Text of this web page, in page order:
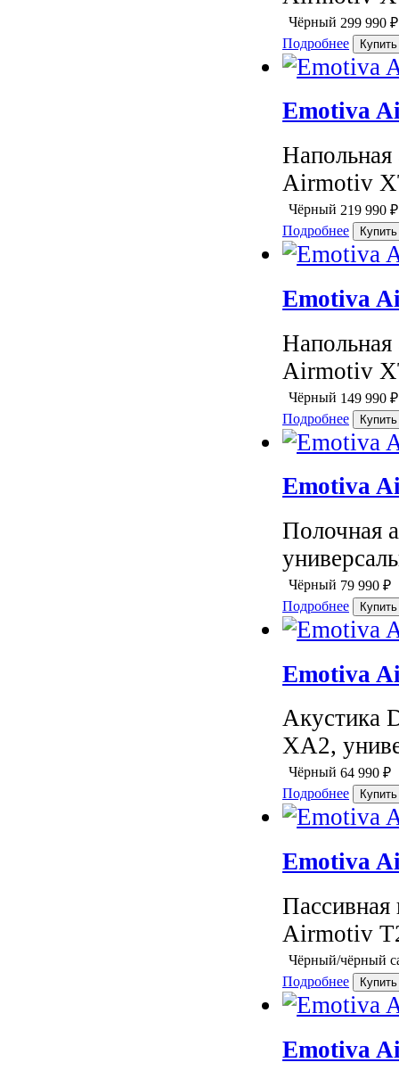
Чёрный 299 990 ₽
Подробнее
Emotiva
Airmotiv
Чёрный 219 990 ₽
Подробнее
Emotiva
Airmotiv
Чёрный 149 990 ₽
Подробнее
Emotiva
Полочная
Чёрный 79 990 ₽
Подробнее
Emotiva
Акустика
XA2,
Чёрный 64 990 ₽
Подробнее
Emotiva
Пассивная
Airmotiv
Чёрный/чёрный
Подробнее
Emotiva